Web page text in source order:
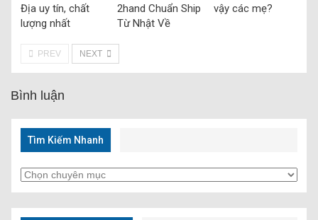
Địa uy tín, chất
lượng nhất
2hand Chuẩn Ship
Từ Nhật Về
vậy các mẹ?
PREV NEXT
Bình luận
Tìm Kiếm Nhanh
Tìm
Kiếm
Nhanh